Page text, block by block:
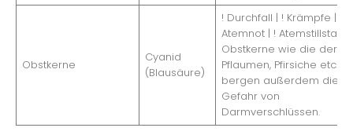
Obstkerne
Cyanid
(Blausäure)
! Durchfall | ! Krämpfe | !
Atemnot | ! Atemstillstand
Obstkerne wie die der
Pflaumen, Pfirsiche etc.
bergen außerdem die
Gefahr von
Darmverschlüssen.